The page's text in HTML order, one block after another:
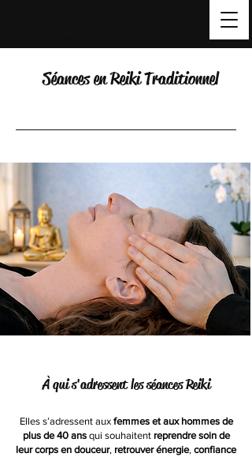
Séances en Reiki Traditionnel
À qui s'adressent les séances Reiki
Elles s’adressent aux femmes et aux hommes de
plus de 40 ansqui souhaitent reprendre soin de
leur corps en douceur, retrouver énergie, confiance